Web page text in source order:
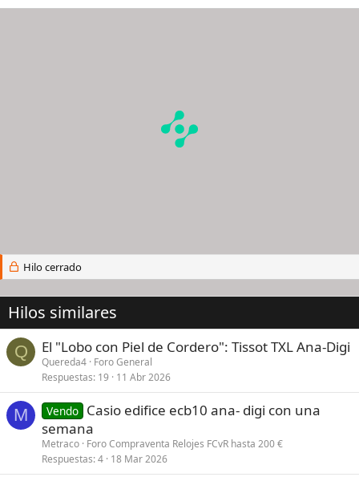
Hilo cerrado
Hilos similares
Q El "Lobo con Piel de Cordero": Tissot TXL Ana-Digi
Quereda4 Foro General
Respuestas 19 11 Abr 2026
M Vendo Casio edifice ecb10 ana- digi con una
semana
Metraco Foro Compraventa Relojes FCvR hasta 200 €
Respuestas 4 18 Mar 2026